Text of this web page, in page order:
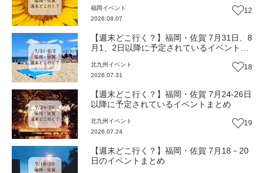
福岡 イベント
2026.08.07
12
【週末どこ行く？】福岡・佐賀 7月31日、8
月1、2日以降に予定されているイベントま
北九州 イベント
2026.07.31
18
【週末どこ行く？】福岡・佐賀 7月24-26日
以降に予定されているイベントまとめ
北九州 イベント
2026.07.24
19
【週末どこ行く？】福岡・佐賀 7月18－20
日のイベントまとめ